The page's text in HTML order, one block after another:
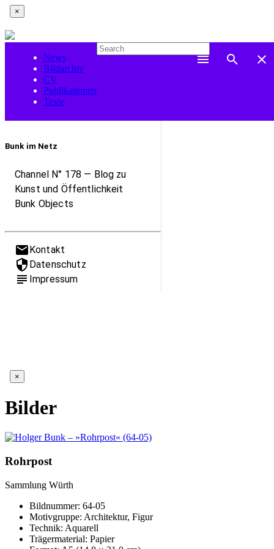
×
News
Bildarchiv
CV
Publikationen
Texte
menu search close
Bunk im Netz
Channel N° 178 — Blog zu
Kunst und Öffentlichkeit
Bunk Objects
mail Kontakt
security Datenschutz
subject Impressum
×
Bilder
Rohrpost
Sammlung Würth
Bildnummer: 64-05
Motivgruppe: Architektur, Figur
Technik: Aquarell
Trägermaterial: Papier